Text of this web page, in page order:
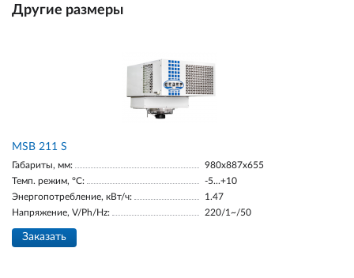
Другие размеры
MSB 211 S
Габариты, мм:
980х887х655
Темп. режим, °С:
-5...+10
Энергопотребление, кВт/ч:
1.47
Напряжение, V/Ph/Hz:
220/1~/50
Заказать